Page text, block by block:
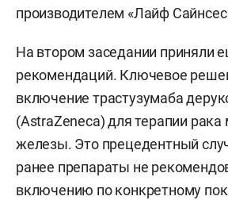
производителем «Лайф
На втором заседании приняли
рекомендаций. Ключевое
включение трастузумаба
(AstraZeneca) для терапии рака
железы. Это прецедентный
ранее препараты не
включению по конкретному